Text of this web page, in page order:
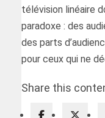
télévision linéaire
paradoxe : des
des parts
pour ceux qui ne
Share this